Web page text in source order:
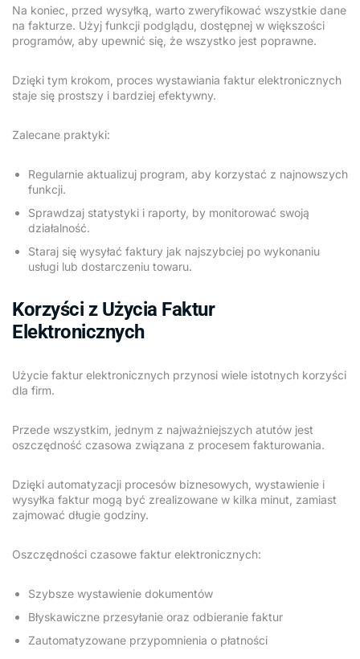
Na koniec, przed wysyłką, warto zweryfikować wszystkie dane
na fakturze. Użyj funkcji podglądu, dostępnej w większości
programów, aby upewnić się, że wszystko jest poprawne.
Dzięki tym krokom, proces wystawiania faktur elektronicznych
staje się prostszy i bardziej efektywny.
Zalecane praktyki:
Regularnie aktualizuj program, aby korzystać z najnowszych
funkcji.
Sprawdzaj statystyki i raporty, by monitorować swoją
działalność.
Staraj się wysyłać faktury jak najszybciej po wykonaniu
usługi lub dostarczeniu towaru.
Korzyści z Użycia Faktur
Elektronicznych
Użycie faktur elektronicznych przynosi wiele istotnych korzyści
dla firm.
Przede wszystkim, jednym z najważniejszych atutów jest
oszczędność czasowa związana z procesem fakturowania.
Dzięki automatyzacji procesów biznesowych, wystawienie i
wysyłka faktur mogą być zrealizowane w kilka minut, zamiast
zajmować długie godziny.
Oszczędności czasowe faktur elektronicznych:
Szybsze wystawienie dokumentów
Błyskawiczne przesyłanie oraz odbieranie faktur
Zautomatyzowane przypomnienia o płatności